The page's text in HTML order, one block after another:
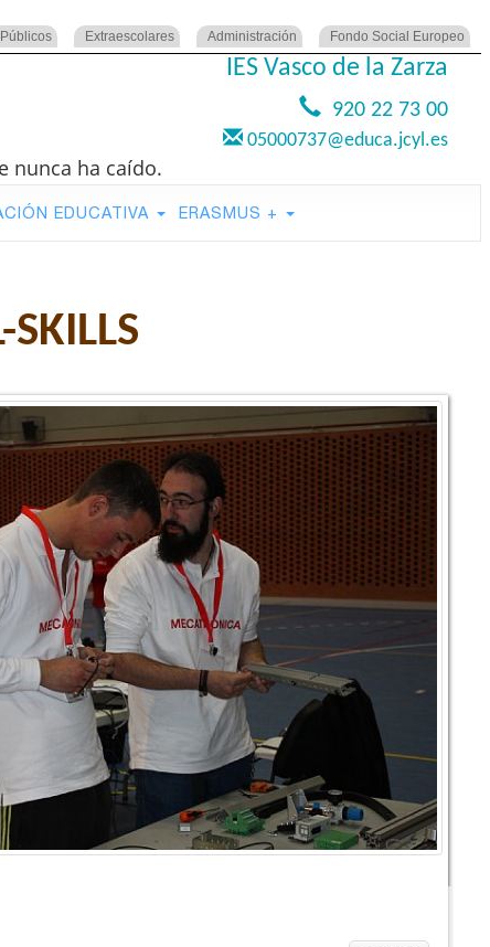
Extraescolares Administración Fondo Social Europeo
IES Vasco de la Zarza
920 22 73 00
05000737@educa.jcyl.es
nunca ha caído.
EDUCATIVA ERASMUS +